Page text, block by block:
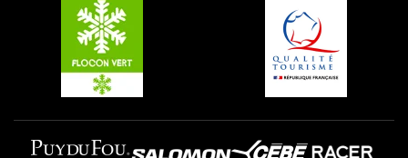
Plagne Villages
Plagne Aime 2000